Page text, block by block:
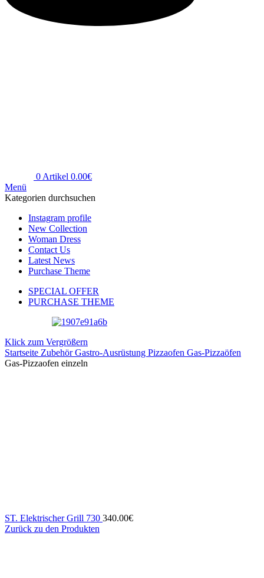
0 Artikel 0.00€
Menü
Kategorien durchsuchen
Instagram profile
New Collection
Woman Dress
Contact Us
Latest News
Purchase Theme
SPECIAL OFFER
PURCHASE THEME
Klick zum Vergrößern
Startseite ZubehörGastro-Ausrüstung Pizzaofen Gas-Pizzaöfen
Gas-Pizzaofen einzeln
ST. Elektrischer Grill 730 340.00€
Zurück zu den Produkten